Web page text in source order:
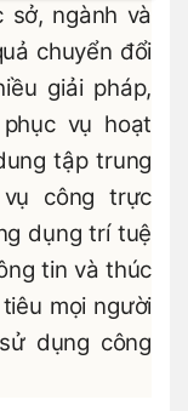
sở, ngành và
chuyển đổi
giải pháp,
vụ hoạt
tập trung
công trực
dụng trí tuệ
tin và thúc
mọi người
dụng công